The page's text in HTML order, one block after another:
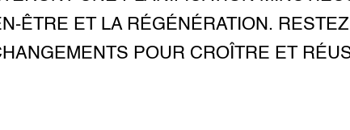
ÊTRE ET LA RÉGÉNÉRATION.
POUR CROÎTRE ET